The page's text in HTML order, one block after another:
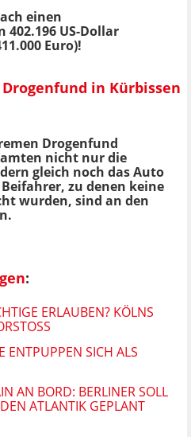
einen
US-Dollar
Euro)!
in Kürbissen
Drogenfund
nicht nur die
gleich noch das Auto
zu denen keine
wurden, sind an den
:
ERLAUBEN? KÖLNS
ENTPUPPEN SICH ALS
AN BORD: BERLINER SOLL
ATLANTIK GEPLANT